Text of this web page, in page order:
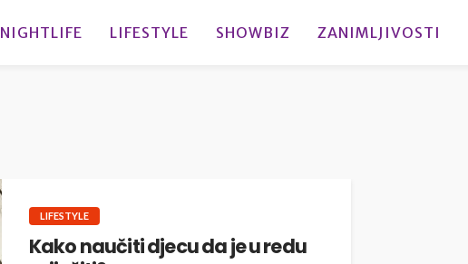
NIGHTLIFE LIFESTYLE SHOWBIZ ZANIMLJIVOSTI
LIFESTYLE
Kako naučiti djecu da je u redu